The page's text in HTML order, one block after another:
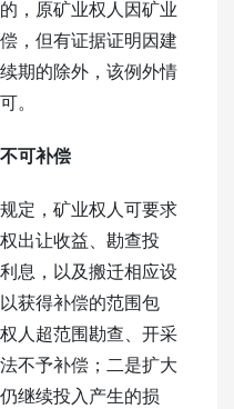
，原矿业权人因矿业
，但有证据证明因建
期的除外，该例外情
。
可补偿
定，矿业权人可要求
出让收益、勘查投
息，以及搬迁相应设
获得补偿的范围包
人超范围勘查、开采
不予补偿；二是扩大
继续投入产生的损